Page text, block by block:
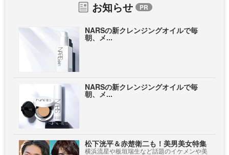
お知らせ
NARSの新クレンジングオイルで毎
朝、メ...
NARSの新クレンジングオイルで毎
朝、メ...
松下洸平＆赤楚衛二も！美男美女特集
横浜流星や板垣瑞生など話題のイケメンや美